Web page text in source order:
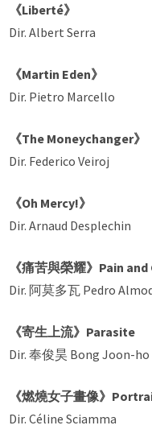
《Liberté》
Dir. Albert Serra
《Martin Eden》
Dir. Pietro Marcello
《The Moneychanger》
Dir. Federico Veiroj
《Oh Mercy!》
Dir. Arnaud Desplechin
《痛苦與榮耀》Pain
Dir. 阿莫多瓦 Pedro
《寄生上流》Parasite
Dir. 奉俊昊 Bong Joon-ho
《燃燒女子畫像》
Dir. Céline Sciamma